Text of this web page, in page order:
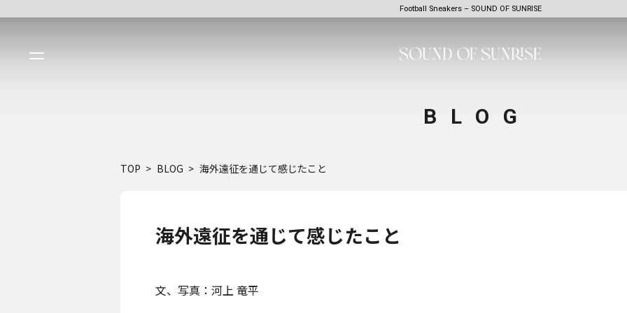
Football Sneakers – SOUND OF SUNRISE
BLOG
TOP BLOG 海外遠征を通じて感じたこと
海外遠征を通じて感じたこと
文、写真：河上 竜平